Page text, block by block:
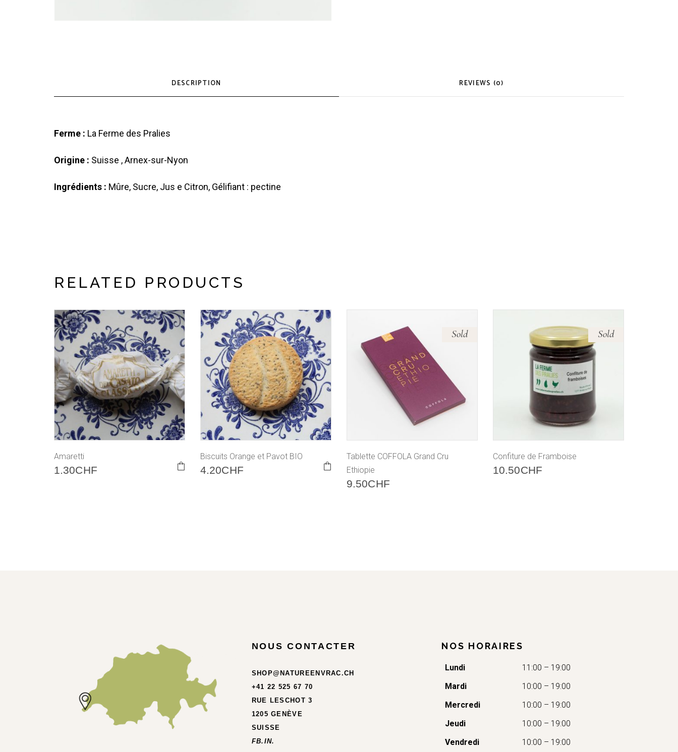
DESCRIPTION REVIEWS (0)
Ferme : La Ferme des Pralies
Origine : Suisse , Arnex-sur-Nyon
Ingrédients : Mûre, Sucre, Jus e Citron, Gélifiant : pectine
RELATED PRODUCTS
Amaretti
1.30CHF
Biscuits Orange et Pavot BIO
4.20CHF
Sold
Tablette COFFOLA Grand Cru
Ethiopie
9.50CHF
Sold
Confiture de Framboise
10.50CHF
NOUS CONTACTER
SHOP@NATUREENVRAC.CH
+41 22 525 67 70
RUE LESCHOT 3
1205 GENÈVE
SUISSE
FB. IN.
NOS HORAIRES
Lundi
11:00 – 19:00
Mardi
10:00 – 19:00
Mercredi
10:00 – 19:00
Jeudi
10:00 – 19:00
Vendredi
10:00 – 19:00